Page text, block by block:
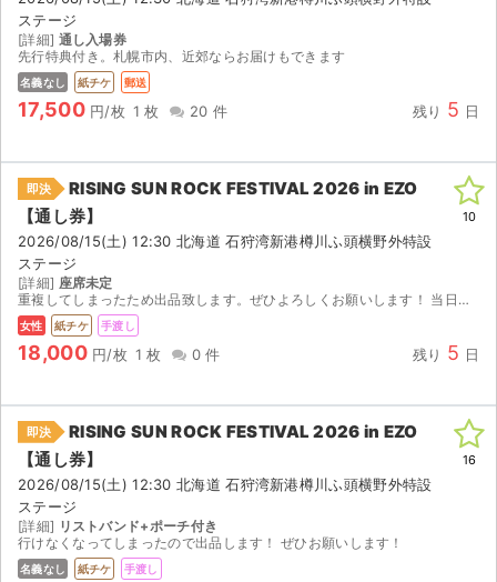
特定商取引法に基づく表記
公演登録依頼
チケットジャムの取り組み
音楽情報
ステージ
[詳細] 通し入場券
先行特典付き。札幌市内、近郊ならお届けもできます
名義なし 紙チケ 郵送
17,500 円/枚 1 枚 20 件 残り 5 日
即決
RISING SUN ROCK FESTIVAL 2026 in EZO
【通し券】
2026/08/15(土) 12:30 北海道 石狩湾新港樽川ふ頭横野外特設
ステージ
[詳細] 座席未定
重複してしまったため出品致します。ぜひよろしくお願いします！ 当日リストバンドを手渡しするか、前日までに大通りなどで手渡し、郵送等検討いたします！ 値下げ対応は検討しておりません。
女性 紙チケ 手渡し
18,000 円/枚 1 枚 0 件 残り 5 日
10
即決
RISING SUN ROCK FESTIVAL 2026 in EZO
【通し券】
2026/08/15(土) 12:30 北海道 石狩湾新港樽川ふ頭横野外特設
ステージ
[詳細] リストバンド+ポーチ付き
行けなくなってしまったので出品します！ ぜひお願いします！
名義なし 紙チケ 手渡し
16